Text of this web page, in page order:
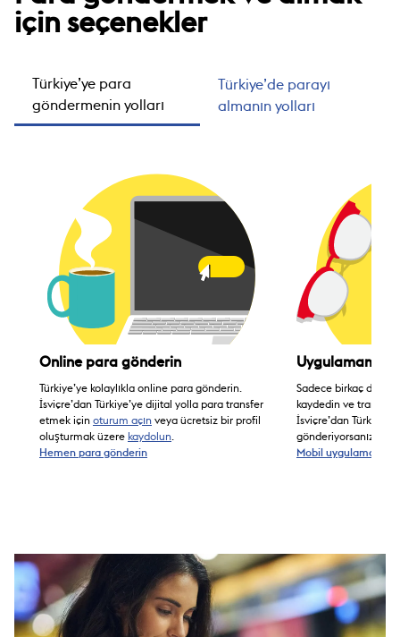
için seçenekler
Türkiye’ye para
göndermenin yolları
Türkiye’de parayı
almanın yolları
Online para gönderin
Türkiye’ye kolaylıkla online para gönderin.
İsviçre’dan Türkiye’ye dijital yolla para transfer
etmek için oturum açın veya ücretsiz bir profil
oluşturmak üzere kaydolun
Hemen para gönderin
Sadece birkaç
kaydedin ve transfer
İsviçre’dan
gönderiyorsanız
Mobil uygulamayı